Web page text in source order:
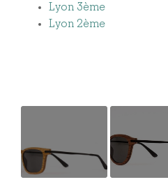
Lyon 3ème
Lyon 2ème